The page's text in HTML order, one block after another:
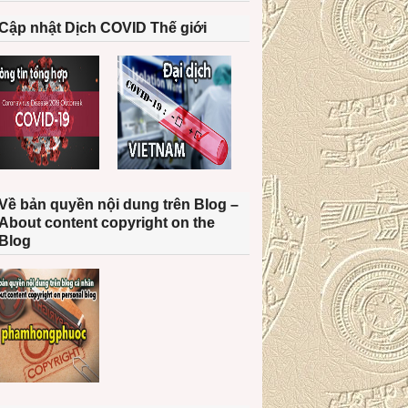
nhật Dịch COVID Thế giới
bản quyền nội dung trên Blog –
content copyright on the